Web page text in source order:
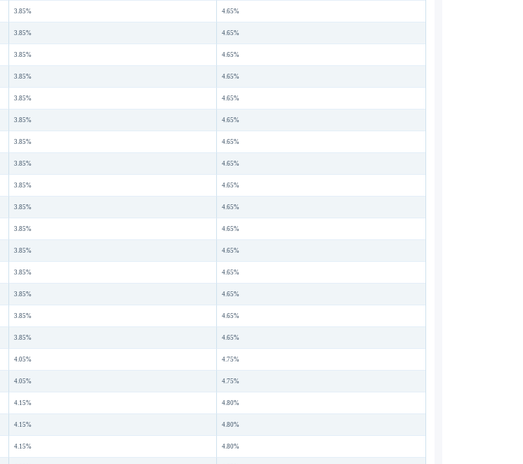
3.85% 4.65%
3.85% 4.65%
3.85% 4.65%
3.85% 4.65%
3.85% 4.65%
3.85% 4.65%
3.85% 4.65%
3.85% 4.65%
3.85% 4.65%
3.85% 4.65%
3.85% 4.65%
3.85% 4.65%
3.85% 4.65%
3.85% 4.65%
3.85% 4.65%
3.85% 4.65%
4.05% 4.75%
4.05% 4.75%
4.15% 4.80%
4.15% 4.80%
4.15% 4.80%